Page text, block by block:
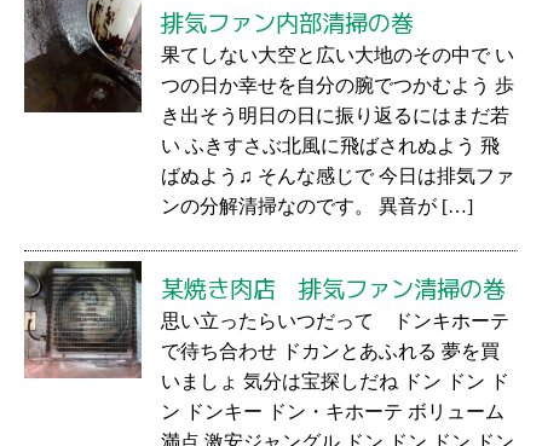
排気ファン内部清掃の巻
果てしない大空と広い大地のその中で い
つの日か幸せを自分の腕でつかむよう 歩
き出そう明日の日に振り返るにはまだ若
い ふきすさぶ北風に飛ばされぬよう 飛
ばぬよう♫ そんな感じで 今日は排気ファ
ンの分解清掃なのです。 異音が […]
某焼き肉店 排気ファン清掃の巻
思い立ったらいつだって ドンキホーテ
で待ち合わせ ドカンとあふれる 夢を買
いましょ 気分は宝探しだね ドン ドン ド
ン ドンキー ドン・キホーテ ボリューム